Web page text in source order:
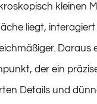
kleinen
liegt, interagiert
Daraus
der ein
Details und